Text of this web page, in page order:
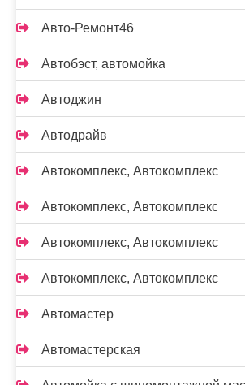
Авто-Ремонт46
Автобэст, автомойка
Автоджин
Автодрайв
Автокомплекс, Автокомплекс
Автокомплекс, Автокомплекс
Автокомплекс, Автокомплекс
Автокомплекс, Автокомплекс
Автомастер
Автомастерская